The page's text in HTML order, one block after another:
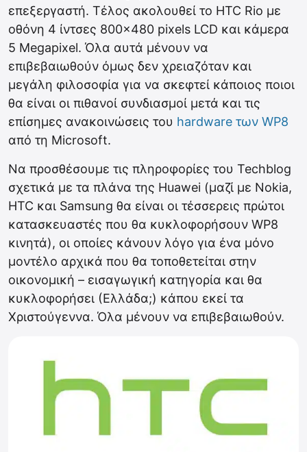
επεξεργαστή. Τέλος ακολουθεί το HTC Rio με
οθόνη 4 ίντσες 800×480 pixels LCD και κάμερα
5 Megapixel. Όλα αυτά μένουν να
επιβεβαιωθούν όμως δεν χρειαζόταν και
μεγάλη φιλοσοφία για να σκεφτεί κάποιος ποιοι
θα είναι οι πιθανοί συνδιασμοί μετά και τις
επίσημες ανακοινώσεις του hardware των WP8
από τη Microsoft.
Να προσθέσουμε τις πληροφορίες του Techblog
σχετικά με τα πλάνα της Huawei (μαζί με Nokia,
HTC και Samsung θα είναι οι τέσσερεις πρώτοι
κατασκευαστές που θα κυκλοφορήσουν WP8
κινητά), οι οποίες κάνουν λόγο για ένα μόνο
μοντέλο αρχικά που θα τοποθετείται στην
οικονομική – εισαγωγική κατηγορία και θα
κυκλοφορήσει (Ελλάδα;) κάπου εκεί τα
Χριστούγεννα. Όλα μένουν να επιβεβαιωθούν.